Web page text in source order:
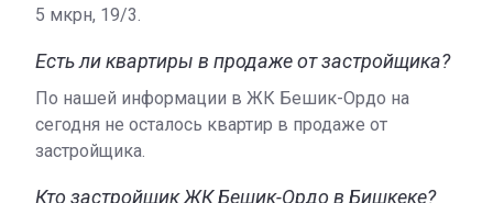
5 мкрн, 19/3.
Есть ли квартиры в продаже от застройщика?
По нашей информации в ЖК Бешик-Ордо на
сегодня не осталось квартир в продаже от
застройщика.
Кто застройщик ЖК Бешик-Ордо в Бишкеке?